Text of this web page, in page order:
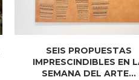
SEIS PROPUESTAS
IMPRESCINDIBLES EN
SEMANA DEL ARTE...